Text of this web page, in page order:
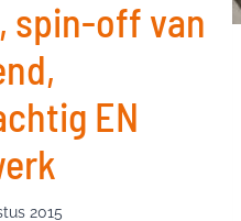
spin-off van
EN
2015